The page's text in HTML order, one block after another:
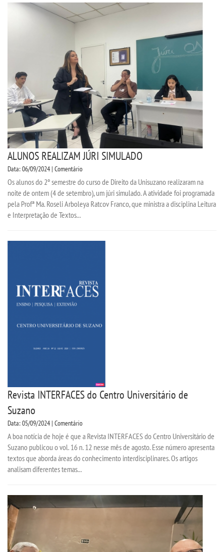
ALUNOS REALIZAM JÚRI SIMULADO
Data: 06/09/2024 | Comentário
Os alunos do 2º semestre do curso de Direito da Unisuzano realizaram na
noite de ontem (4 de setembro), um júri simulado. A atividade foi programada
pela Profª Ma. Roseli Arboleya Ratcov Franco, que ministra a disciplina Leitura
e Interpretação de Textos...
Revista INTERFACES do Centro Universitário de
Suzano
Data: 05/09/2024 | Comentário
A boa notícia de hoje é que a Revista INTERFACES do Centro Universitário de
Suzano publicou o vol. 16 n. 12 nesse mês de agosto. Esse número apresenta
textos que aborda áreas do conhecimento interdisciplinares. Os artigos
analisam diferentes temas...